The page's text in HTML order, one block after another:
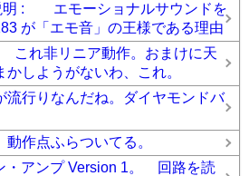
明 : エモーショナルサウンドを
が「エモ音」の王様である理由
これ非リニア動作。おまけに天
しようがないわ、これ。
流行りなんだね。ダイヤモンドバ
作点ふらついてる。
・アンプ Version 1。 回路を読